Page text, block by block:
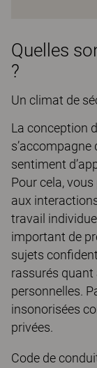
Quelles
?
Un climat de
La conception
s’accompagne
sentiment
Pour cela,
aux
travail
important de
sujets
rassurés
personnelles.
insonorisées
privées.
Code de